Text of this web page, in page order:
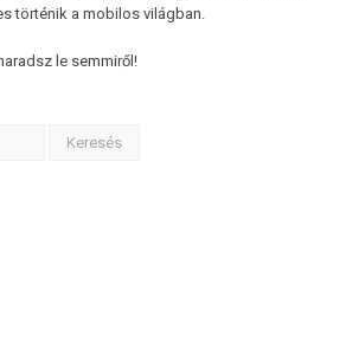
történik a mobilos világban.
le semmiről!